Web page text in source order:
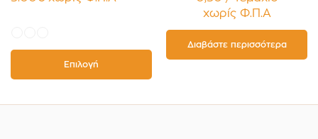
10τεμ.
Επιλογή
Κηραλοιφές με
Μαύρο Γυαλιστερό
Καπάκι Παρέμβυσμα
Συσκευασία 12
τεμαχίων
χωρίς Φ.Π.Α
Διαβάστε περισσότερα